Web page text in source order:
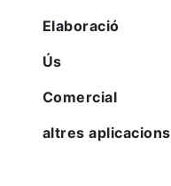
Elaboració
Ús
Comercial
altres aplicacions